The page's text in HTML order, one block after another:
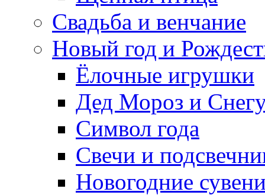
Свадьба и венчание
Новый год и
Ёлочные игрушки
Дед Мороз и
Символ года
Свечи и
Новогодние